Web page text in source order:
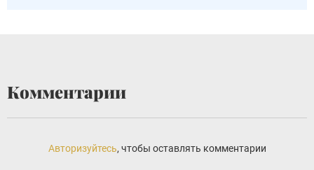
Комментарии
Авторизуйтесь, чтобы оставлять комментарии